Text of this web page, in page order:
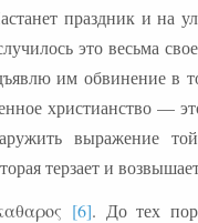
праздник и на
это весьма
им обвинение в
христианство —
выражение
терзает и
[6]. До тех